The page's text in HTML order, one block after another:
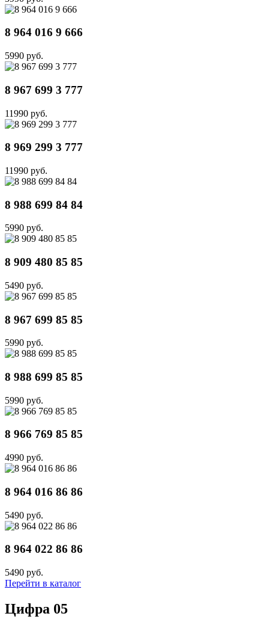
8 964 016 9 666
5990 руб.
8 967 699 3 777
11990 руб.
8 969 299 3 777
11990 руб.
8 988 699 84 84
5990 руб.
8 909 480 85 85
5490 руб.
8 967 699 85 85
5990 руб.
8 988 699 85 85
5990 руб.
8 966 769 85 85
4990 руб.
8 964 016 86 86
5490 руб.
8 964 022 86 86
5490 руб.
Перейти в каталог
Цифра 05